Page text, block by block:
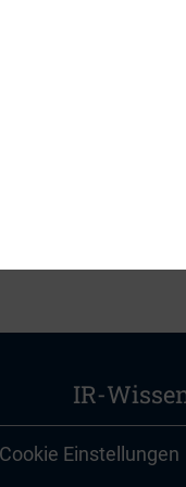
IR-
Cookie Einstellungen